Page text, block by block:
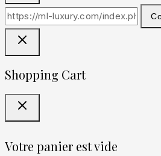
Shopping Cart
Votre panier est vide